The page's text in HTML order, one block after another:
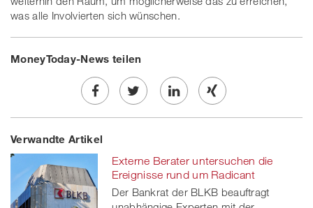
was alle Involvierten sich wünschen.
MoneyToday-News teilen
Share
on
Facebook
Twe
on
twitt
Share
linkedin
Share
Xing
Verwandte Artikel
Externe Berater untersuchen die
Ereignisse rund um Radicant
Der Bankrat der BLKB beauftragt